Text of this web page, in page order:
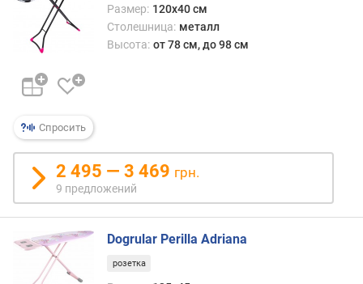
д
е
е
х
к
д
о
р
о
г
м
Спросить
Размер: 120x40 см
Столешница: металл
Высота: от 78 см, до 98 см
2 495 — 3 469 грн.
9 предложений
Dogrular Perilla Adriana
розетка